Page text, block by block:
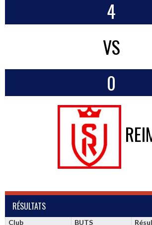
4
VS
0
RÉSULTATS
Club BUTS